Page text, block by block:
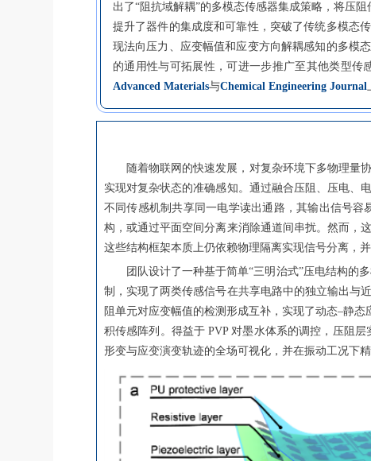
出了“阻抗域解耦”的多模态传感器集成策略，将压
提升了器件的集成度和可靠性，突破了传统多模态
现法向压力、应变幅值和应变方向解耦感知的多模
的通用性与可拓展性，可进一步推广至其他类型传
Advanced Materials与Chemical Engineering Journal
随着物联网的快速发展，对复杂环境下多物理量
实现对复杂状态的准确感知。通过融合压阻、压电、
不同传感机制共享同一电学读出通路，其输出信号
构，或通过平面空间分离来消除通道间串扰。然而，
这些结构框架本质上仍依赖物理隔离实现信号分离，
团队设计了一种基于简单“三明治式”压电结构的
制，实现了两类传感信号在共享电路中的独立输出与
阻单元对应变幅值的检测形成互补，实现了动态–静
积传感阵列。得益于 PVP 对墨水体系的调控，压阻
形变与应变演变轨迹的全场可视化，并在振动工况下